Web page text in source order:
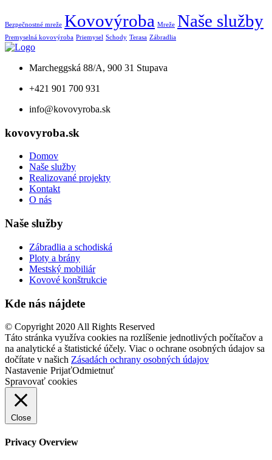
Bezpečnostné mreže Kovovýroba Mreže Naše služby
Premyselná kovovýroba Priemysel Schody Terasa Zábradlia
Marcheggská 88/A, 900 31 Stupava
+421 901 700 931
info@kovovyroba.sk
kovovyroba.sk
Domov
Naše služby
Realizované projekty
Kontakt
O nás
Naše služby
Zábradlia a schodiská
Ploty a brány
Mestský mobiliár
Kovové konštrukcie
Kde nás nájdete
© Copyright 2020 All Rights Reserved
Táto stránka využíva cookies na rozlíšenie jednotlivých počítačov a
na analytické a štatistické účely. Viac o ochrane osobných údajov sa
dočítate v našich Zásadách ochrany osobných údajov
Nastavenie PrijaťOdmietnuť
Spravovať cookies
Close
Privacy Overview